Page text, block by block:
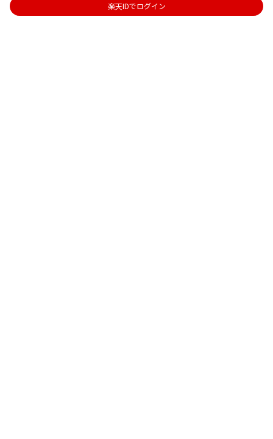
楽天IDでログイン